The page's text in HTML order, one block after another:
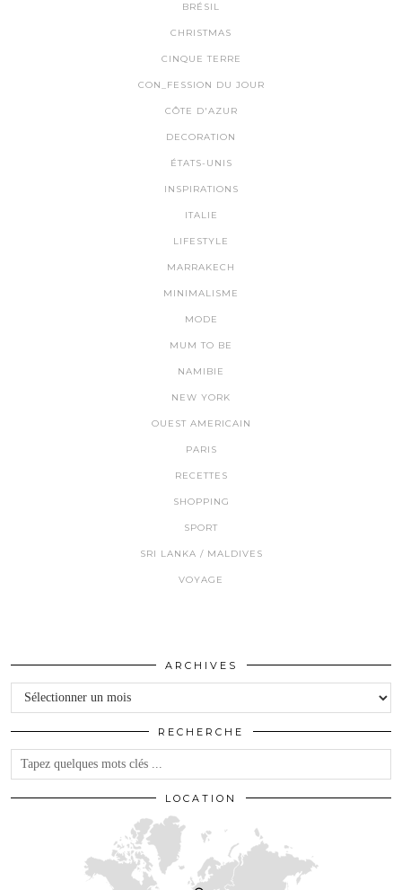
BRÉSIL
CHRISTMAS
CINQUE TERRE
CON_FESSION DU JOUR
CÔTE D'AZUR
DECORATION
ÉTATS-UNIS
INSPIRATIONS
ITALIE
LIFESTYLE
MARRAKECH
MINIMALISME
MODE
MUM TO BE
NAMIBIE
NEW YORK
OUEST AMERICAIN
PARIS
RECETTES
SHOPPING
SPORT
SRI LANKA / MALDIVES
VOYAGE
ARCHIVES
Archives
RECHERCHE
LOCATION